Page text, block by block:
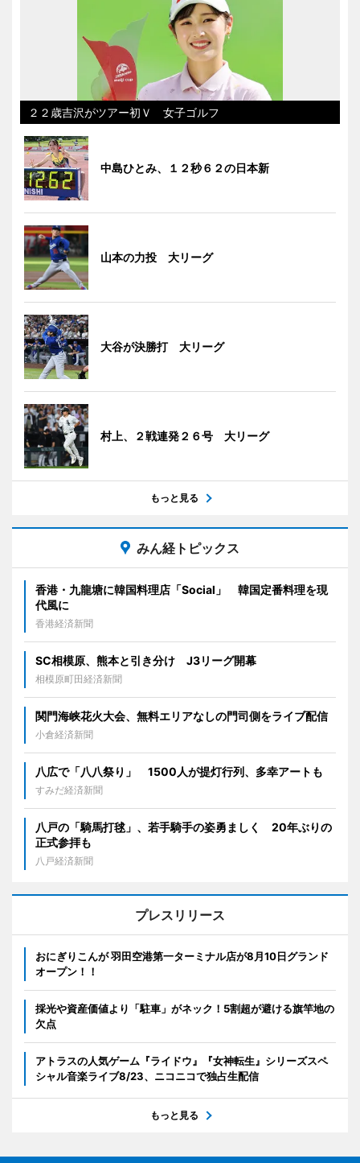
２２歳吉沢がツアー初Ｖ 女子ゴルフ
中島ひとみ、１２秒６２の日本新
山本の力投 大リーグ
大谷が決勝打 大リーグ
村上、２戦連発２６号 大リーグ
もっと見る
みん経トピックス
香港・九龍塘に韓国料理店「Social」 韓国定番料理を現
代風に
香港経済新聞
SC相模原、熊本と引き分け J3リーグ開幕
相模原町田経済新聞
関門海峡花火大会、無料エリアなしの門司側をライブ配信
小倉経済新聞
八広で「八八祭り」 1500人が提灯行列、多幸アートも
すみだ経済新聞
八戸の「騎馬打毬」、若手騎手の姿勇ましく 20年ぶりの
正式参拝も
八戸経済新聞
プレスリリース
おにぎりこんが 羽田空港第一ターミナル店が8月10日グランド
オープン！！
採光や資産価値より「駐車」がネック！5割超が避ける旗竿地の
欠点
アトラスの人気ゲーム『ライドウ』『女神転生』シリーズスペ
シャル音楽ライブ8/23、ニコニコで独占生配信
もっと見る